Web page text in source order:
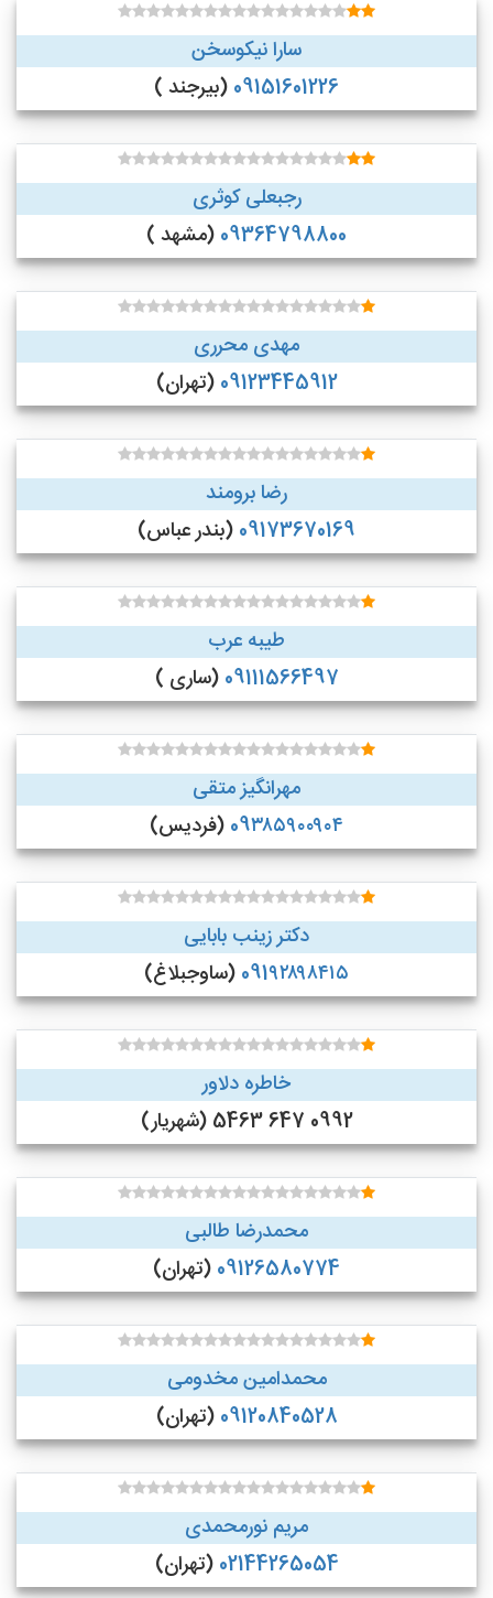
سارا نیکوسخن
09151601226 (بیرجند )
رجبعلی کوثری
09364798800 (مشهد )
مهدی محرری
09123445912 (تهران)
رضا برومند
09173670169 (بندر عباس)
طیبه عرب
09111566497 (ساری )
مهرانگیز متقی
09۳۸۵۹۰۰۹۰۴ (فردیس)
دکتر زینب بابایی
091۹۲۸۹۸۴۱۵ (ساوجبلاغ)
خاطره دلاور
0992 647 5463 (شهریار)
محمدرضا طالبی
09126580774 (تهران)
محمدامین مخدومی
09120840528 (تهران)
مریم نورمحمدی
02144265054 (تهران)